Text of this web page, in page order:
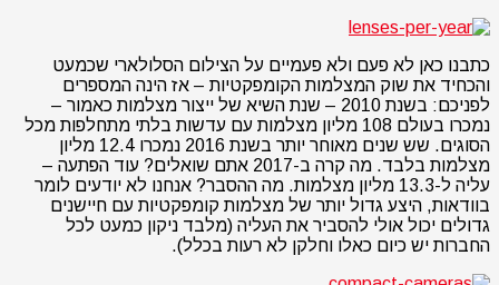
כתבנו כאן לא פעם ולא פעמיים על הצילום הסלולארי שכמעט
והכחיד את שוק המצלמות הקומפקטיות – אז הינה המספרים
לפניכם: בשנת 2010 – שנת השיא של ייצור מצלמות כאמור –
נמכרו בעולם 108 מליון מצלמות עם עדשות בלתי מתחלפות מכל
הסוגים. שש שנים מאוחר יותר בשנת 2016 נמכרו 12.4 מליון
מצלמות בלבד. מה קרה ב-2017 אתם שואלים? עוד הפתעה –
עליה ל-13.3 מליון מצלמות. מה ההסבר? אנחנו לא יודעים לומר
בוודאות, היצע גדול יותר של מצלמות קומפקטיות עם חיישנים
גדולים יכול אולי להסביר את העליה (מלבד ניקון כמעט לכל
החברות יש כיום כאלו וחלקן לא רעות בכלל).